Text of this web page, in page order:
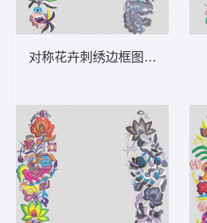
对称花卉刺绣边框图案 鞋垫